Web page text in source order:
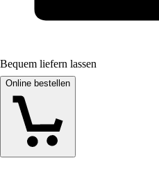
Bequem liefern lassen
Online bestellen